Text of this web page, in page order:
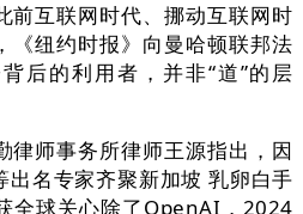
互联网时代、挪动互联网时
《纽约时报》向曼哈顿联邦法
后的利用者，并非“道”的层
师事务所律师王源指出，因
名专家齐聚新加坡 乳卵白手
全球关心除了OpenAI，2024